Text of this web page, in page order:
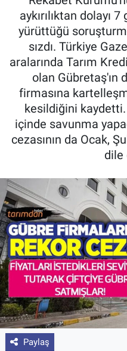
aykırılıktan dolayı
yürüttüğü
sızdı. Türkiye
aralarında Tarım
olan Gübretaş'ın
firmasına
kesildiğini kaydetti.
içinde savunma
cezasının da Ocak,
dile
Paylaş
Pankobirlik
Et fiyatları
Tarım Bilgisi
Yetiştirici Soruyor
Dünyada Tarım
Üretici Birlikleri
Şeker ve Şekerli
Tahıllar ve
Tohum